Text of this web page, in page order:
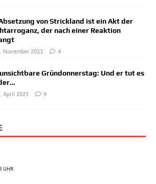
von Strickland ist ein Akt der
der nach einer Reaktion
November 2023
4
Gründonnerstag: Und er tut es
April 2025
9
UHR